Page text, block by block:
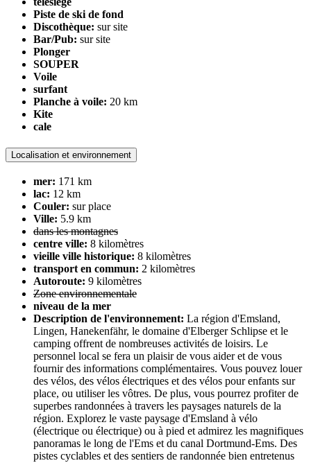
Piste de ski de fond
Discothèque: sur site
Bar/Pub: sur site
Plonger
SOUPER
Voile
surfant
Planche à voile: 20 km
Kite
cale
Localisation et environnement
mer: 171 km
lac: 12 km
Couler: sur place
Ville: 5.9 km
dans les montagnes
centre ville: 8 kilomètres
vieille ville historique: 8 kilomètres
transport en commun: 2 kilomètres
Autoroute: 9 kilomètres
Zone environnementale
niveau de la mer
Description de l'environnement: La région d'Emsland,
Lingen, Hanekenfähr, le domaine d'Elberger Schlipse et le
camping offrent de nombreuses activités de loisirs. Le
personnel local se fera un plaisir de vous aider et de vous
fournir des informations complémentaires. Vous pouvez louer
des vélos, des vélos électriques et des vélos pour enfants sur
place, ou utiliser les vôtres. De plus, vous pourrez profiter de
superbes randonnées à travers les paysages naturels de la
région. Explorez le vaste paysage d'Emsland à vélo
(électrique ou électrique) ou à pied et admirez les magnifiques
panoramas le long de l'Ems et du canal Dortmund-Ems. Des
pistes cyclables et des sentiers de randonnée bien entretenus